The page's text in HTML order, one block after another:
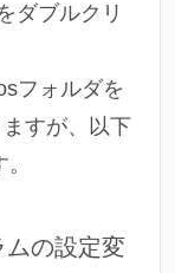
ダブルクリ
フォルダを
すが、以下
ムの設定変